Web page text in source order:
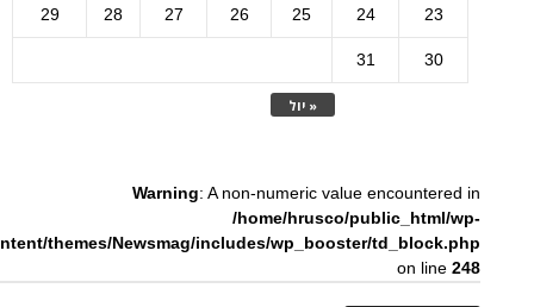
« יול
23
24
25
26
27
28
29
30
31
Warning: A non-numeric value encountered in
/home/hrusco/public_html/wp-
themes/Newsmag/includes/wp_booster/td_block.php
on line248